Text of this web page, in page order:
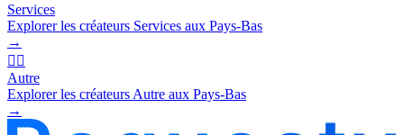
Services
Explorer les créateurs Services aux Pays-Bas
→
🧜‍♂️
Autre
Explorer les créateurs Autre aux Pays-Bas
→